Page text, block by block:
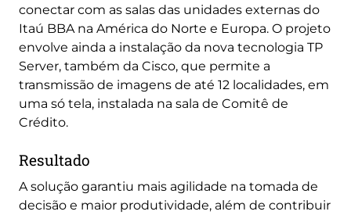
conectar com as salas das unidades externas do
Itaú BBA na América do Norte e Europa. O projeto
envolve ainda a instalação da nova tecnologia TP
Server, também da Cisco, que permite a
transmissão de imagens de até 12 localidades, em
uma só tela, instalada na sala de Comitê de
Crédito.
Resultado
A solução garantiu mais agilidade na tomada de
decisão e maior produtividade, além de contribuir